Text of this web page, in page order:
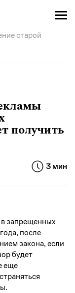
старой
получить
3 мин
запрещенных
после
закона, если
будет
еще